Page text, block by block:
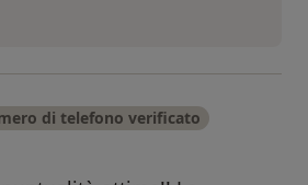
di telefono verificato